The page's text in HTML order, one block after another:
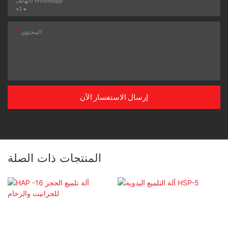
+1
المحتوى
إرسال الاستفسار الآن
المنتجات ذات الصلة